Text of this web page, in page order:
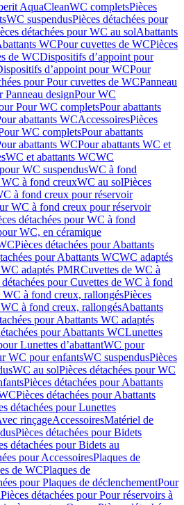
AquaCleanWC completsPièces
WC suspendusPièces détachées pour
détachées pour WC au solAbattants
WCPour cuvettes de WCPièces
de WCDispositifs d’appoint pour
d’appoint pour WCPour
pour Pour cuvettes de WCPanneau
Panneau designPour WC
Pour WC completsPour abattants
abattants WCAccessoiresPièces
WC completsPour abattants
abattants WCPour abattants WC et
WC et abattants WCWC
WC suspendusWC à fond
WC à fond creuxWC au solPièces
à fond creux pour réservoir
WC à fond creux pour réservoir
détachées pour WC à fond
WC, en céramique
Pièces détachées pour Abattants
pour Abattants WCWC adaptés
adaptés PMRCuvettes de WC à
détachées pour Cuvettes de WC à fond
WC à fond creux, rallongésPièces
à fond creux, rallongésAbattants
pour Abattants WC adaptés
pour Abattants WCLunettes
Lunettes d’abattantWC pour
WC pour enfantsWC suspendusPièces
WC au solPièces détachées pour WC
Pièces détachées pour Abattants
Pièces détachées pour Abattants
détachées pour Lunettes
rinçageAccessoiresMatériel de
Pièces détachées pour Bidets
détachées pour Bidets au
pour AccessoiresPlaques de
de WCPlaques de
pour Plaques de déclenchementPour
Pièces détachées pour Pour réservoirs à